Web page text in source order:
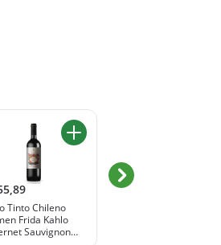
Tinto Chileno
Frida Kahlo
Sauvignon
R$ 119,89